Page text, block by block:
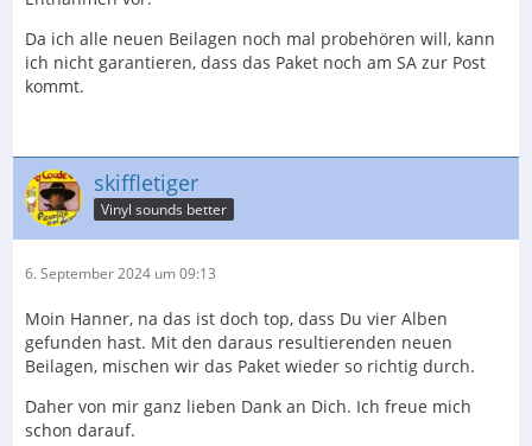
Da ich alle neuen Beilagen noch mal probehören will, kann
ich nicht garantieren, dass das Paket noch am SA zur Post
kommt.
skiffletiger
Vinyl sounds better
6. September 2024 um 09:13
Moin Hanner, na das ist doch top, dass Du vier Alben
gefunden hast. Mit den daraus resultierenden neuen
Beilagen, mischen wir das Paket wieder so richtig durch.
Daher von mir ganz lieben Dank an Dich. Ich freue mich
schon darauf.